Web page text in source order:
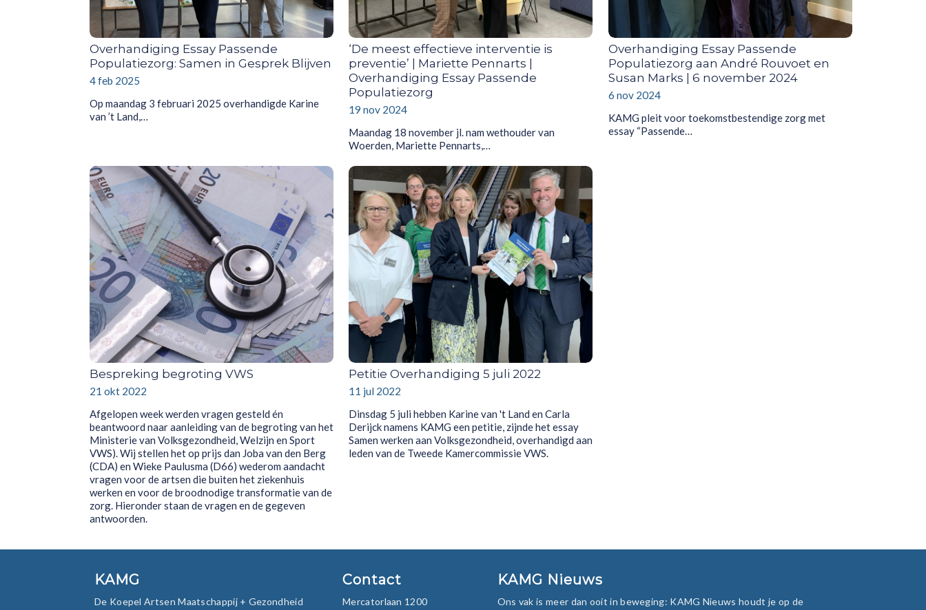
Overhandiging Essay Passende
Populatiezorg: Samen in Gesprek Blijven
4 feb 2025
Op maandag 3 februari 2025 overhandigde Karine
van ’t Land,…
‘De meest effectieve interventie is
preventie’ | Mariette Pennarts |
Overhandiging Essay Passende
Populatiezorg
19 nov 2024
Maandag 18 november jl. nam wethouder van
Woerden, Mariette Pennarts,…
Overhandiging Essay Passende
Populatiezorg aan André Rouvoet en
Susan Marks | 6 november 2024
6 nov 2024
KAMG pleit voor toekomstbestendige zorg met
essay “Passende…
Bespreking begroting VWS
21 okt 2022
Afgelopen week werden vragen gesteld én
beantwoord naar aanleiding van de begroting van het
Ministerie van Volksgezondheid, Welzijn en Sport
VWS). Wij stellen het op prijs dan Joba van den Berg
(CDA) en Wieke Paulusma (D66) wederom aandacht
vragen voor de artsen die buiten het ziekenhuis
werken en voor de broodnodige transformatie van de
zorg. Hieronder staan de vragen en de gegeven
antwoorden.
Petitie Overhandiging 5 juli 2022
11 jul 2022
Dinsdag 5 juli hebben Karine van 't Land en Carla
Derijck namens KAMG een petitie, zijnde het essay
Samen werken aan Volksgezondheid, overhandigd aan
leden van de Tweede Kamercommissie VWS.
KAMG
De Koepel Artsen Maatschappij + Gezondheid
Contact
Mercatorlaan 1200
KAMG Nieuws
Ons vak is meer dan ooit in beweging: KAMG Nieuws houdt je op de